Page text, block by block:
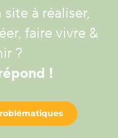
à réaliser,
faire vivre &
?
!